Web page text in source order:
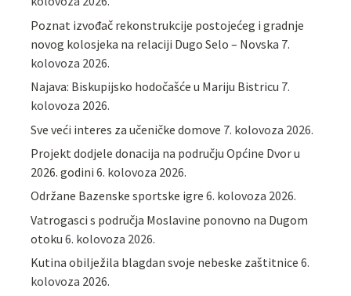
Poznat izvođač rekonstrukcije postojećeg i gradnje
novog kolosjeka na relaciji Dugo Selo – Novska 7.
kolovoza 2026.
Najava: Biskupijsko hodočašće u Mariju Bistricu 7.
kolovoza 2026.
Sve veći interes za učeničke domove 7. kolovoza 2026.
Projekt dodjele donacija na području Općine Dvor u
2026. godini 6. kolovoza 2026.
Održane Bazenske sportske igre 6. kolovoza 2026.
Vatrogasci s područja Moslavine ponovno na Dugom
otoku 6. kolovoza 2026.
Kutina obilježila blagdan svoje nebeske zaštitnice 6.
kolovoza 2026.